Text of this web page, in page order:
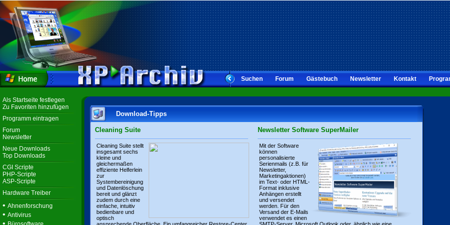
Suchen Forum Gästebuch Newsletter Kontakt
Als Startseite festlegen
Zu Favoriten hinzufügen
Programm eintragen
Forum
Newsletter
Neue Downloads
Top Downloads
CGI Scripte
PHP-Scripte
ASP-Scripte
Hardware Treiber
• Ahnenforschung
• Antivirus
•
Download-Tipps
Cleaning Suite
Cleaning Suite stellt
insgesamt sechs
kleine und
gleichermaßen
effiziente Helferlein
zur
Systembereinigung
und Datenlöschung
bereit und glänzt
zudem durch eine
einfache, intuitiv
bedienbare und
optisch
Newsletter Software SuperMailer
Mit der Software
können
personalisierte
Serienmails (z.B. für
Newsletter,
Marketingaktionen)
im Text- oder HTML-
Format inklusive
Anhängen erstellt
und versendet
werden. Für den
Versand der E-Mails
verwendet es einen